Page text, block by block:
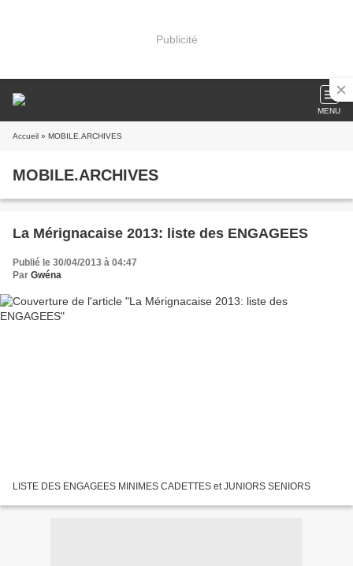
Publicité
MENU
Accueil » MOBILE.ARCHIVES
MOBILE.ARCHIVES
La Mérignacaise 2013: liste des ENGAGEES
Publié le 30/04/2013 à 04:47
Par Gwéna
LISTE DES ENGAGEES MINIMES CADETTES et JUNIORS SENIORS